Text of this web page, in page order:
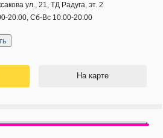
ул., 21, ТД Радуга, эт. 2
20:00, Сб-Вс 10:00-20:00
На карте